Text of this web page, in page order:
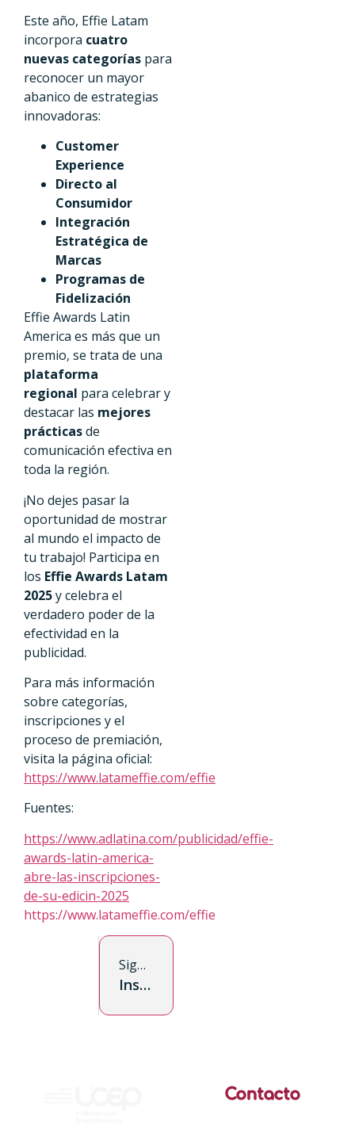
Este año, Effie Latam
incorpora cuatro
nuevas categorías para
reconocer un mayor
abanico de estrategias
innovadoras:
Customer
Experience
Directo al
Consumidor
Integración
Estratégica de
Marcas
Programas de
Fidelización
Effie Awards Latin
America es más que un
premio, se trata de una
plataforma
regional para celebrar y
destacar las mejores
prácticasde
comunicación efectiva en
toda la región.
¡No dejes pasar la
oportunidad de mostrar
al mundo el impacto de
tu trabajo! Participa en
los Effie Awards Latam
2025y celebra el
verdadero poder de la
efectividad en la
publicidad.
Para más información
sobre categorías,
inscripciones y el
proceso de premiación,
visita la página oficial:
https://www.latameffie.com/effie
Fuentes:
https://www.adlatina.com/publicidad/effie-
awards-latin-america-
abre-las-inscripciones-
de-su-edicin-2025
https://www.latameffie.com/effie
Siguiente
Instagram llega a Google: ¡Todas las publicaciones se indexarán y potenciarán la visibilidad!
Contacto